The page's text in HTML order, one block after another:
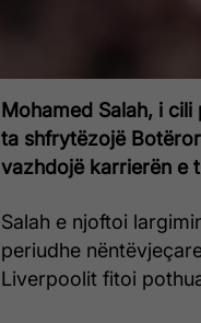
Mohamed Salah, i
ta shfrytëzojë
vazhdojë karrierën e
Salah e njoftoi
periudhe
Liverpoolit fitoi